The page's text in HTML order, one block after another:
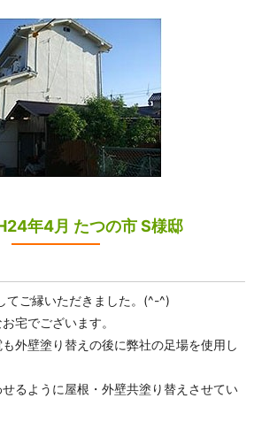
年4月 たつの市 S様邸
てご縁いただきました。(^-^)
宅でございます。
外壁塗り替えの後に弊社の足場を使用し
るように屋根・外壁共塗り替えさせてい